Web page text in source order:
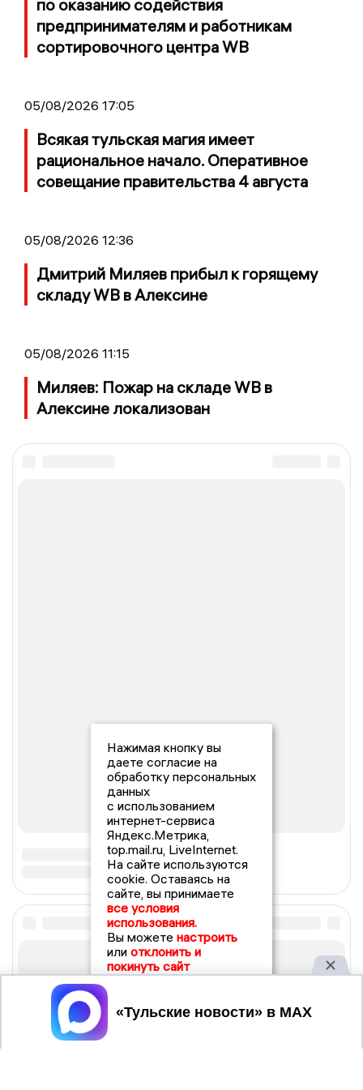
по оказанию содействия
предпринимателям и работникам
сортировочного центра WB
05/08/2026 17:05
Всякая тульская магия имеет
рациональное начало. Оперативное
совещание правительства 4 августа
05/08/2026 12:36
Дмитрий Миляев прибыл к горящему
складу WB в Алексине
05/08/2026 11:15
Миляев: Пожар на складе WB в
Алексине локализован
Нажимая кнопку вы
даете согласие на
обработку персональных
данных
с использованием
интернет-сервиса
Яндекс.Метрика,
top.mail.ru, LiveInternet.
На сайте используются
cookie. Оставаясь на
сайте, вы принимаете
все условия
использования.
Вы можете настроить
или отклонить и
покинуть сайт
Принять